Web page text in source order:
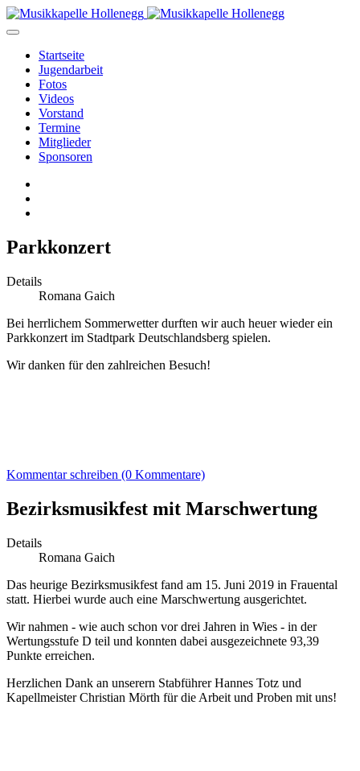
Startseite
Jugendarbeit
Fotos
Videos
Vorstand
Termine
Mitglieder
Sponsoren
Parkkonzert
Details
Romana Gaich
Bei herrlichem Sommerwetter durften wir auch heuer wieder ein
Parkkonzert im Stadtpark Deutschlandsberg spielen.
Wir danken für den zahlreichen Besuch!
Kommentar schreiben (0 Kommentare)
Bezirksmusikfest mit Marschwertung
Details
Romana Gaich
Das heurige Bezirksmusikfest fand am 15. Juni 2019 in Frauental
statt. Hierbei wurde auch eine Marschwertung ausgerichtet.
Wir nahmen - wie auch schon vor drei Jahren in Wies - in der
Wertungsstufe D teil und konnten dabei ausgezeichnete 93,39
Punkte erreichen.
Herzlichen Dank an unserern Stabführer Hannes Totz und
Kapellmeister Christian Mörth für die Arbeit und Proben mit uns!